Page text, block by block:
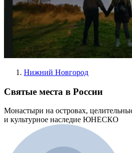
Нижний Новгород
Святые места в России
Монастыри на островах,
и культурное наследие ЮНЕСКО